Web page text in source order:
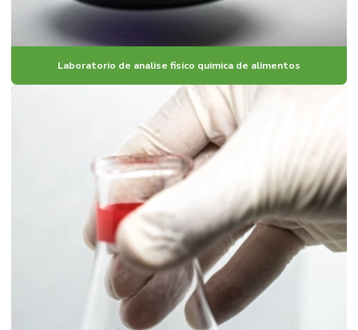
Laboratorio de analise fisico quimica de alimentos